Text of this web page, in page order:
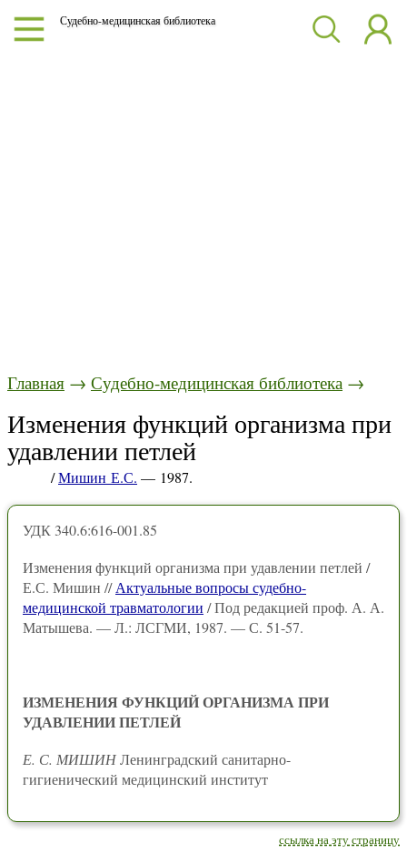
Судебно-медицинская библиотека
Главная → Судебно-медицинская библиотека →
Изменения функций организма при
удавлении петлей
/Мишин Е.С. — 1987.
УДК 340.6:616-001.85
Изменения функций организма при удавлении петлей /
Е.С. Мишин //Актуальные вопросы судебно-
медицинской травматологии / Под редакцией проф. А. А.
Матышева. — Л.: ЛСГМИ, 1987. — С. 51-57.
ИЗМЕНЕНИЯ ФУНКЦИЙ ОРГАНИЗМА ПРИ
УДАВЛЕНИИ ПЕТЛЕЙ
Е. С. МИШИНЛенинградский санитарно-
гигиенический медицинский институт
ссылка на эту страницу